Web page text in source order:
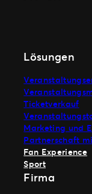
Lösungen
Ticketverkauf
Marketing und
Partnerschaft
Fan Experience
Sport
Firma